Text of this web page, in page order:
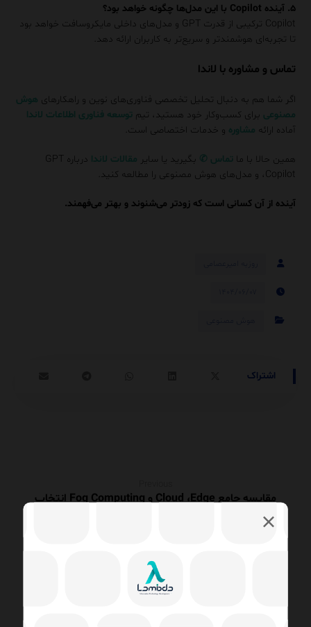
۵. آینده Copilot با این مدل‌ها چگونه خواهد بود؟
Copilot ترکیبی از قدرت GPT و مدل‌های داخلی مایکروسافت خواهد بود
تا تجربه‌ای هوشمندتر و سریع‌تر به کاربران ارائه دهد.
تماس و مشاوره با لاندا
اگر شما هم به دنبال تحلیل تخصصی فناوری‌های نوین و راهکارهای هوش
مصنوعی برای کسب‌وکار خود هستید، تیم توسعه فناوری اطلاعات لاندا
آماده ارائه مشاوره و خدمات اختصاصی است.
همین حالا با ما تماس ✆ بگیرید یا سایر مقالات لاندا
درباره GPT
،Copilot و مدل‌های هوش مصنوعی را مطالعه کنید.
آینده از آن کسانی است که زودتر می‌شنوند و بهتر می‌فهمند.
مقایسه جامع Cloud ،Edge و Fog Computing انتخاب
Next
انتخاب کنیم؟